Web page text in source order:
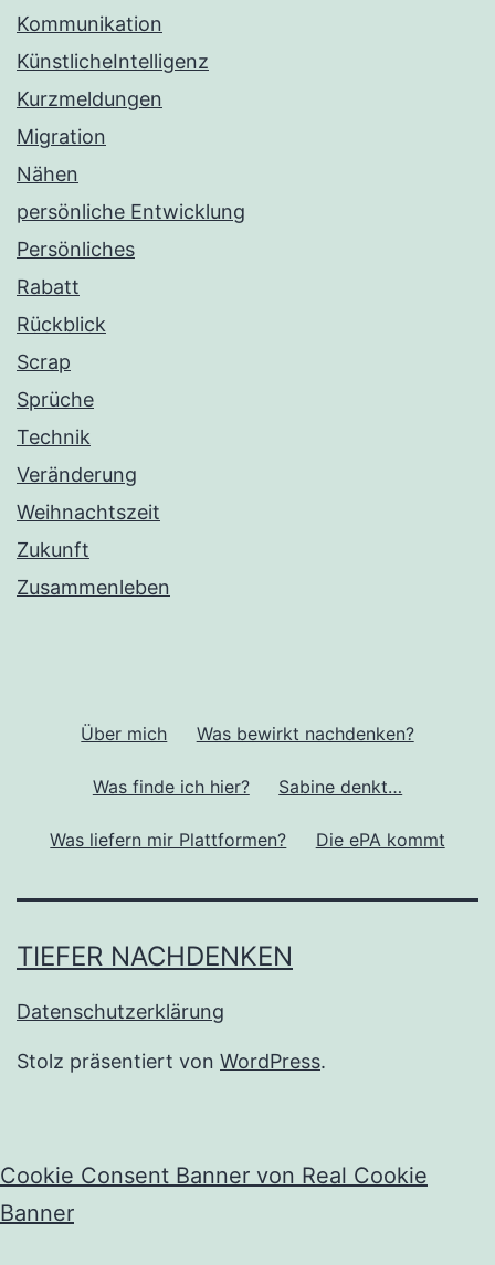
Kommunikation
KünstlicheIntelligenz
Kurzmeldungen
Migration
Nähen
persönliche Entwicklung
Persönliches
Rabatt
Rückblick
Scrap
Sprüche
Technik
Veränderung
Weihnachtszeit
Zukunft
Zusammenleben
Über mich Was bewirkt nachdenken?
Was finde ich hier? Sabine denkt…
Was liefern mir Plattformen? Die ePA kommt
TIEFER NACHDENKEN
Datenschutzerklärung
Stolz präsentiert von WordPress.
Cookie Consent Banner von Real Cookie
Banner